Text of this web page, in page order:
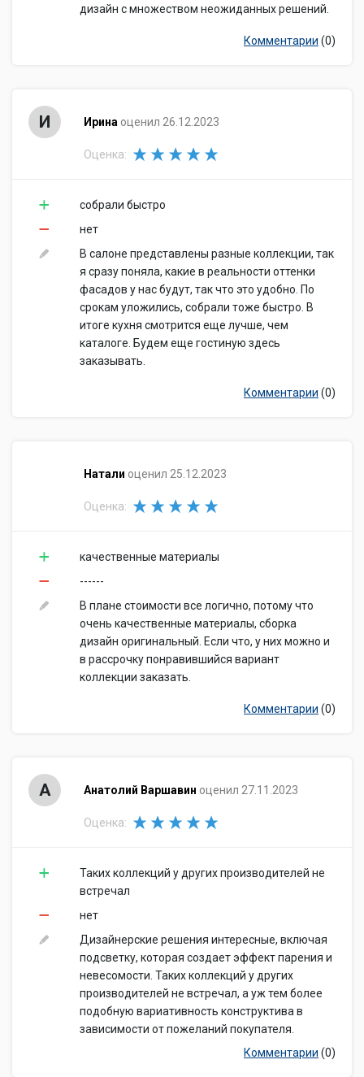
дизайн с множеством неожиданных решений.
Комментарии (0)
И Ирина оценил 26.12.2023
Оценка:
собрали быстро
нет
В салоне представлены разные коллекции, так
я сразу поняла, какие в реальности оттенки
фасадов у нас будут, так что это удобно. По
срокам уложились, собрали тоже быстро. В
итоге кухня смотрится еще лучше, чем
каталоге. Будем еще гостиную здесь
заказывать.
Комментарии (0)
​Натали оценил 25.12.2023
Оценка:
качественные материалы
------
В плане стоимости все логично, потому что
очень качественные материалы, сборка
дизайн оригинальный. Если что, у них можно и
в рассрочку понравившийся вариант
коллекции заказать.
Комментарии (0)
А Анатолий Варшавин оценил 27.11.2023
Оценка:
Таких коллекций у других производителей не
встречал
нет
Дизайнерские решения интересные, включая
подсветку, которая создает эффект парения и
невесомости. Таких коллекций у других
производителей не встречал, а уж тем более
подобную вариативность конструктива в
зависимости от пожеланий покупателя.
Комментарии (0)